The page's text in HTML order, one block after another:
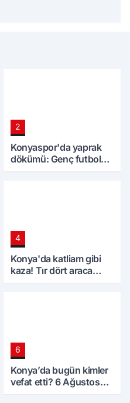
2
Konyaspor'da yaprak
dökümü: Genç futbolcu
4
Konya'da katliam gibi
kaza! Tır dört araca
6
Konya’da bugün kimler
vefat etti? 6 Ağustos